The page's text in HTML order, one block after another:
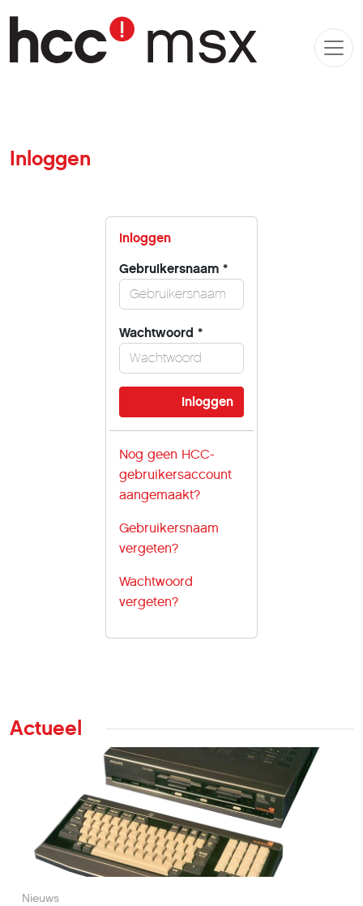
Inloggen
Inloggen
Gebruikersnaam *
Wachtwoord *
Nog geen HCC-
gebruikersaccount
aangemaakt?
Gebruikersnaam
vergeten?
Wachtwoord
vergeten?
Actueel
Nieuws